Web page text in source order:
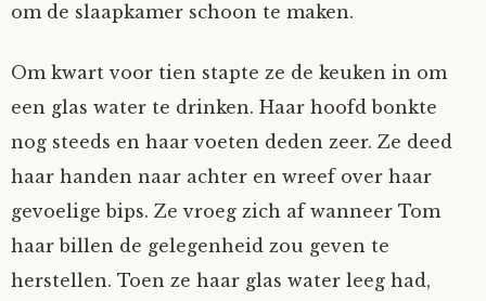
om de slaapkamer schoon te maken.
Om kwart voor tien stapte ze de keuken in om
een glas water te drinken. Haar hoofd bonkte
nog steeds en haar voeten deden zeer. Ze deed
haar handen naar achter en wreef over haar
gevoelige bips. Ze vroeg zich af wanneer Tom
haar billen de gelegenheid zou geven te
herstellen. Toen ze haar glas water leeg had,